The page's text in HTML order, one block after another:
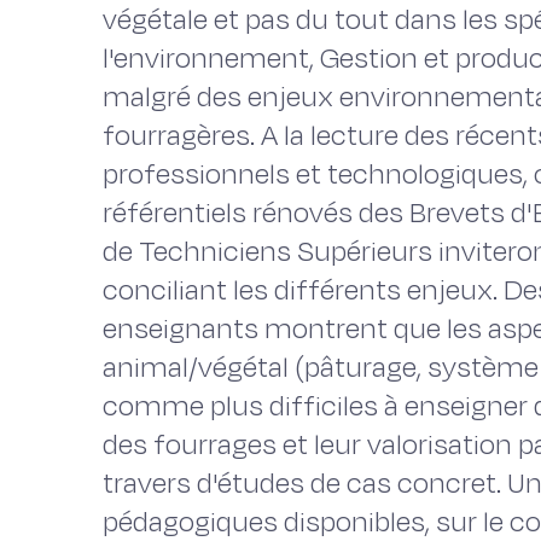
végétale et pas du tout dans les
l'environnement, Gestion et
malgré des enjeux
fourragères. A la lecture des
professionnels et technologiques,
référentiels rénovés des Brevets
de Techniciens Supérieurs
conciliant les différents enjeux.
enseignants montrent que les
animal/végétal (pâturage,
comme plus difficiles à enseigner
des fourrages et leur valorisation
travers d'études de cas concret.
pédagogiques disponibles, sur le